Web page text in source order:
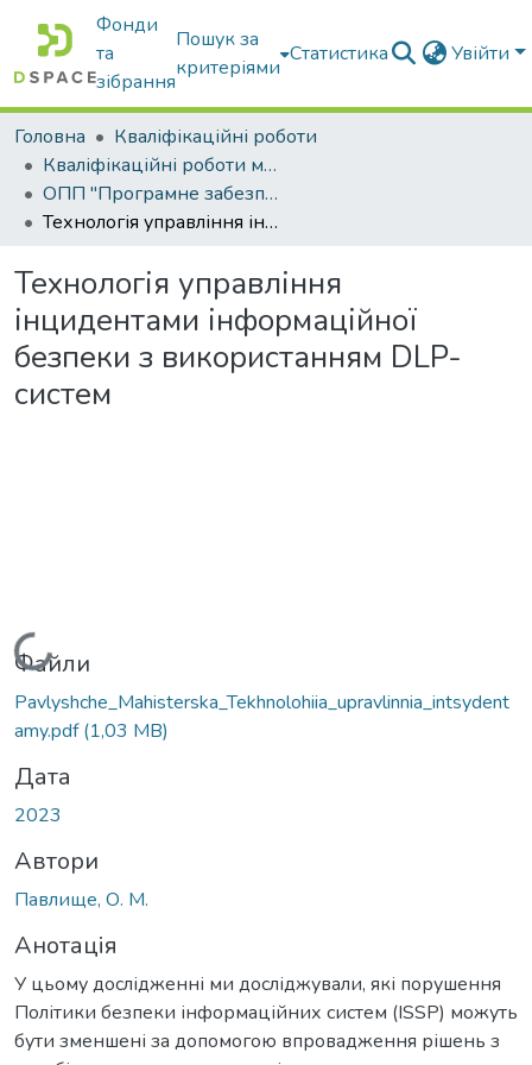
Фонди
та
зібрання
Пошук за
критеріями
Статистика Увійти
Головна
Кваліфікаційні роботи
Кваліфікаційні роботи магістрів
ОПП "Програмне забезпечення інформаційних систем"
Технологія управління інцидентами інформаційної безпеки з використанням DLP-систем
Технологія управління
інцидентами інформаційної
безпеки з використанням DLP-
систем
Вантажиться...
Файли
Pavlyshche_Mahisterska_Tekhnolohiia_upravlinnia_intsydent
amy.pdf(1,03 MB)
Дата
2023
Автори
Павлище, О. М.
Анотація
У цьому дослідженні ми досліджували, які порушення
Політики безпеки інформаційних систем (ISSP) можуть
бути зменшені за допомогою впровадження рішень з